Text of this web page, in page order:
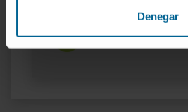
Denegar
ORCID